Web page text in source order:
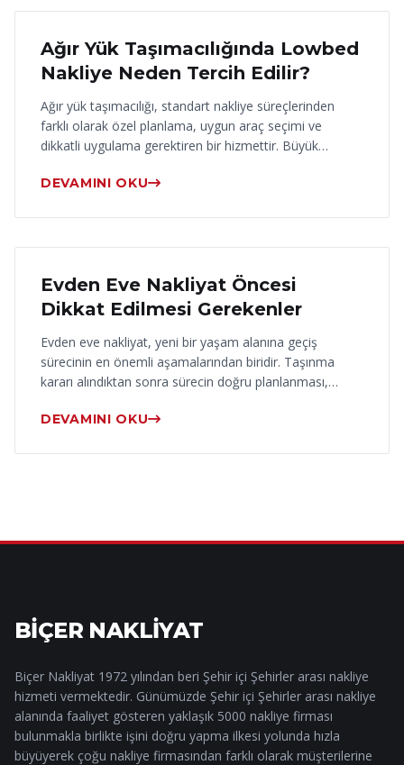
17 Haziran 2026
Ağır Yük Taşımacılığında Lowbed
Nakliye Neden Tercih Edilir?
Ağır yük taşımacılığı, standart nakliye süreçlerinden
farklı olarak özel planlama, uygun araç seçimi ve
dikkatli uygulama gerektiren bir hizmettir. Büyük…
DEVAMINI OKU
16 Haziran 2026
Evden Eve Nakliyat Öncesi
Dikkat Edilmesi Gerekenler
Evden eve nakliyat, yeni bir yaşam alanına geçiş
sürecinin en önemli aşamalarından biridir. Taşınma
kararı alındıktan sonra sürecin doğru planlanması,…
DEVAMINI OKU
BİÇER NAKLİYAT
Biçer Nakliyat 1972 yılından beri Şehir içi Şehirler arası nakliye
hizmeti vermektedir. Günümüzde Şehir içi Şehirler arası nakliye
alanında faaliyet gösteren yaklaşık 5000 nakliye firması
bulunmakla birlikte işini doğru yapma ilkesi yolunda hızla
büyüyerek çoğu nakliye firmasından farklı olarak müşterilerine